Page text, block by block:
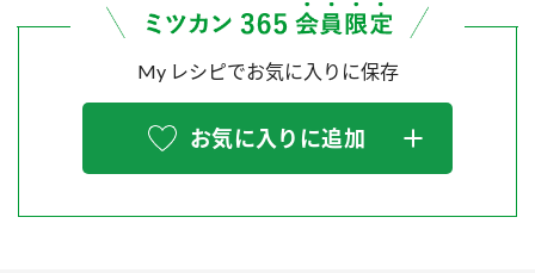
ふりかけ おすしの素
炊き込みご飯の素 米飯用調味液
納豆のサイト
スペシャルサイト
ZENB initiative
MIM（ミツカンミュージアム）
お客様相談センター
お客様の声をいかしました
販売終了製品のご案内
よくあるご質問
My レシピでお気に入りに保存
お気に入りに追加